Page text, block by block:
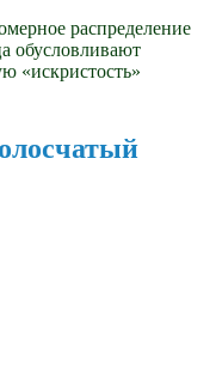
распределение
обусловливают
«искристость»